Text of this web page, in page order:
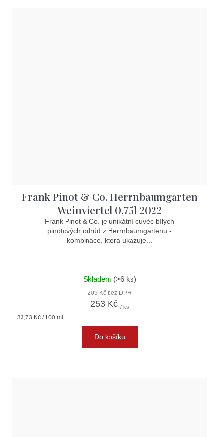
Frank Pinot & Co. Herrnbaumgarten
Weinviertel 0,75l 2022
Frank Pinot & Co. je unikátní cuvée bílých
pinotových odrůd z Herrnbaumgartenu -
kombinace, která ukazuje...
Skladem (>6 ks)
209 Kč bez DPH
253 Kč / ks
Měrná
33,73 Kč / 100 ml
Do košíku